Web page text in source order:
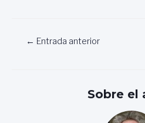
Navegación
← Entrada anterior
Sobre el